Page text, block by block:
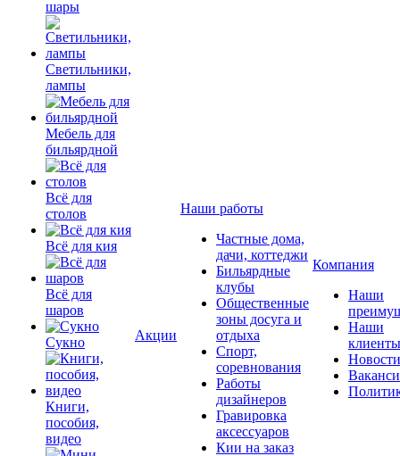
шары
Светильники,
лампы
Мебель для
бильярдной
Всё для
столов
Всё для кия
Всё для
шаров
Сукно
Книги,
пособия,
видео
Акции
Наши работы
Частные дома,
дачи, коттеджи
Бильярдные
клубы
Общественные
зоны досуга и
отдыха
Спорт,
соревнования
Работы
дизайнеров
Гравировка
аксессуаров
Кии на заказ
Компания
Наши
Наши
клиенты
Новости